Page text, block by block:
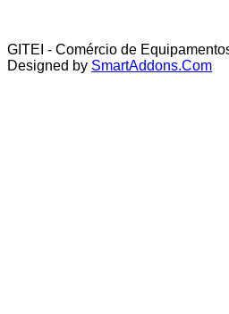
GITEI - Comércio de
Designed by SmartAddons.Com